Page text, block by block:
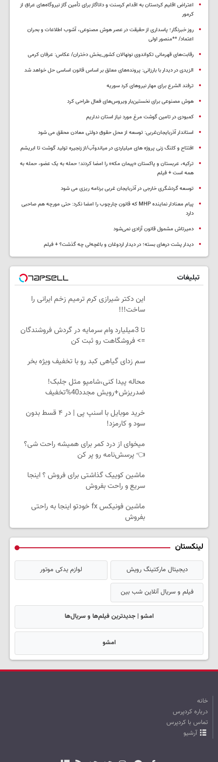
اعتراض اقلیم کردستان به اقدام کرسنت و داناگاز برای تأمین گاز نیروگاه‌های عراق از
کرمور
روز خبرنگار؛ پاسداری از حقیقت در عصر هوش مصنوعی، آشوب اطلاعات و بحران
اعتماد/ **منصور اولی
رقابت‌های قهرمانی تکواندوی نونهالان کشور_بخش دختران/ عکاس: عرفان کرمی
الزیدی در دیدار با بارزانی: پرونده‌های معلق بر اساس قانون اساسی حل خواهد شد
ترفند الشرع برای مهار نیروهای کرد سوریه
هوش مصنوعی برای نخستین‌بار ویروس‌های فعال طراحی کرد
کمبودی در تامین گوشت مرغ مورد نیاز استان نداریم
استاندار آذربایجان‌غربی: توسعه از محل حقوق دولتی معادن محقق می شود
افتتاح و کلنگ زنی پروژه های میلیاردی در میاندوآب/از زنجیره تولید گوشت تا ابریشم
ترکیه، عربستان و پاکستان «پیمان مکه» را امضا کردند؛ حمله به یک عضو، حمله به
همه است + فیلم
توسعه گردشگری خارجی در آذربایجان غربی برنامه ریزی می شود
پیام معنادار نماینده MHP که قانون چارچوب را امضا نکرد: حتی مورچه هم صاحبی
دارد
دمیرتاش مشمول قانون آزادی نمی‌شود
دیدار پشت درهای بسته؛ در دیدار اردوغان و باغچه‌لی چه گذشت؟ + فیلم
تبلیغات
این دکتر شیرازی کرم ترمیم زخم ایرانی را
ساخت!!!
تا 3میلیارد وام سرمایه در گردش فروشندگان
=> فروشگاهت رو ثبت کن
سم زدای گیاهی کبد رو با تخفیف ویژه بخر
محاله پیدا کنی،شامپو مثل جلبک!
ضدریزش+رویش مجدد40%تخفیف
خرید موبایل با اسنپ پی | در ۴ قسط بدون
سود و کارمزد!
میخوای از درد کمر برای همیشه راحت شی؟
👈 پرسش‌نامه رو پر کن
ماشین کوییک گذاشتی برای فروش ؟ اینجا
سریع و راحت بفروش
ماشین فونیکس fx خودتو اینجا به راحتی
بفروش
لینکستان
دیجیتال مارکتینگ رویش لوازم یدکی موتور
فیلم و سریال آنلاین شب بین
امشو | جدیدترین فیلم‌ها و سریال‌ها
امشو
خانه
درباره کردپرس
تماس با کردپرس
آرشیو